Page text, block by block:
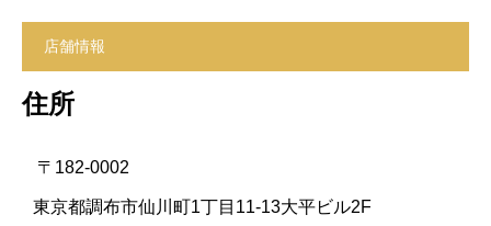
店舗情報
住所
〒182-0002
東京都調布市仙川町1丁目11-13大平ビル2F